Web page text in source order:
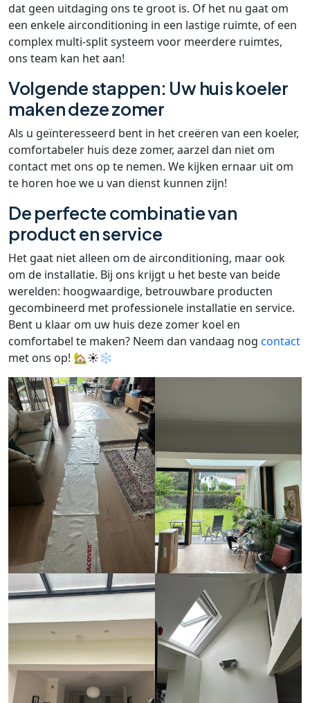
dat geen uitdaging ons te groot is. Of het nu gaat om
een enkele airconditioning in een lastige ruimte, of een
complex multi-split systeem voor meerdere ruimtes,
ons team kan het aan!
Volgende stappen: Uw huis koeler
maken deze zomer
Als u geïnteresseerd bent in het creëren van een koeler,
comfortabeler huis deze zomer, aarzel dan niet om
contact met ons op te nemen. We kijken ernaar uit om
te horen hoe we u van dienst kunnen zijn!
De perfecte combinatie van
product en service
Het gaat niet alleen om de airconditioning, maar ook
om de installatie. Bij ons krijgt u het beste van beide
werelden: hoogwaardige, betrouwbare producten
gecombineerd met professionele installatie en service.
Bent u klaar om uw huis deze zomer koel en
comfortabel te maken? Neem dan vandaag nog contact
met ons op! 🏡☀️❄️